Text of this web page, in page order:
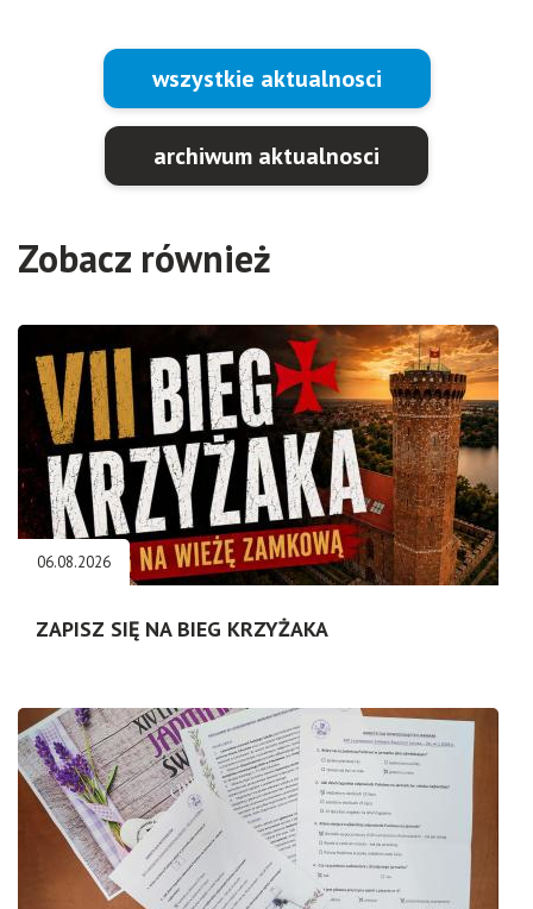
wszystkie aktualnosci
archiwum aktualnosci
Zobacz również
06.08.2026
ZAPISZ SIĘ NA BIEG KRZYŻAKA